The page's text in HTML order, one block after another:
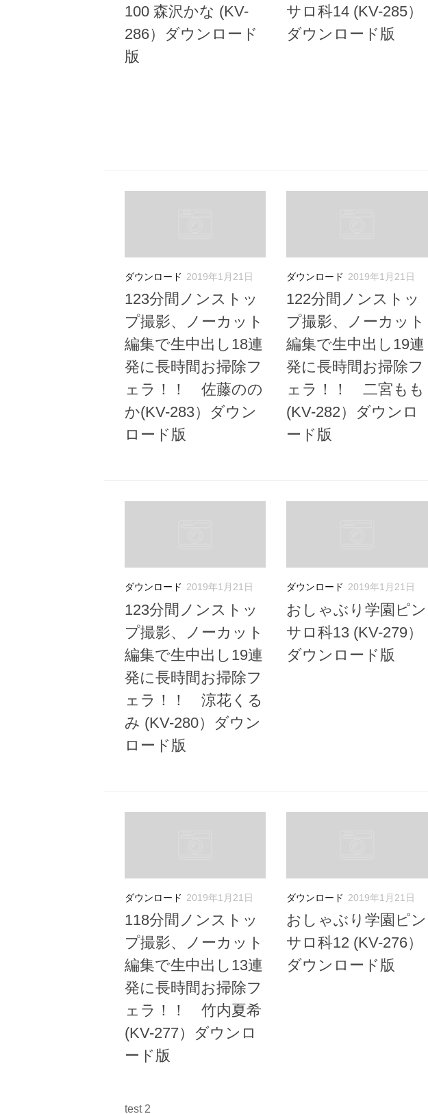
100 森沢かな (KV-
286）ダウンロード
版
サロ科14 (KV-285）
ダウンロード版
ダウンロード 2019年1月21日
123分間ノンストッ
プ撮影、ノーカット
編集で生中出し18連
発に長時間お掃除フ
ェラ！！ 佐藤のの
か(KV-283）ダウン
ロード版
ダウンロード 2019年1月21日
122分間ノンストッ
プ撮影、ノーカット
編集で生中出し19連
発に長時間お掃除フ
ェラ！！ 二宮もも
(KV-282）ダウンロ
ード版
ダウンロード 2019年1月21日
123分間ノンストッ
プ撮影、ノーカット
編集で生中出し19連
発に長時間お掃除フ
ェラ！！ 涼花くる
み (KV-280）ダウン
ロード版
ダウンロード 2019年1月21日
おしゃぶり学園ピン
サロ科13 (KV-279）
ダウンロード版
ダウンロード 2019年1月21日
118分間ノンストッ
プ撮影、ノーカット
編集で生中出し13連
発に長時間お掃除フ
ェラ！！ 竹内夏希
(KV-277）ダウンロ
ード版
ダウンロード 2019年1月21日
おしゃぶり学園ピン
サロ科12 (KV-276）
ダウンロード版
test 2